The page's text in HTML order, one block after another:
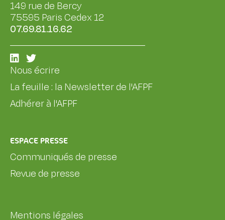
149 rue de Bercy
75595 Paris Cedex 12
07.69.81.16.62
Nous écrire
La feuille : la Newsletter de l'AFPF
Adhérer à l'AFPF
ESPACE PRESSE
Communiqués de presse
Revue de presse
Mentions légales